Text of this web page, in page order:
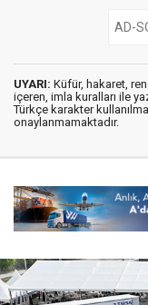
UYARI: Küfür, hakaret,
içeren, imla kuralları ile
Türkçe karakter
onaylanmamaktadır.